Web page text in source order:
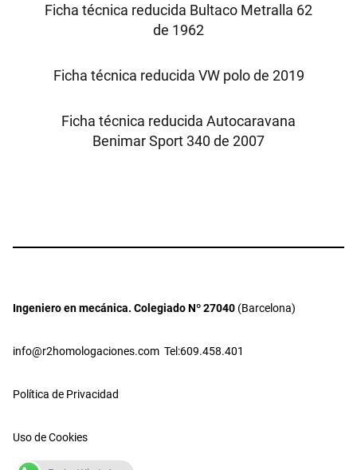
Ficha técnica reducida Bultaco Metralla 62
de 1962
Ficha técnica reducida VW polo de 2019
Ficha técnica reducida Autocaravana
Benimar Sport 340 de 2007
Ingeniero en mecánica. Colegiado Nº 27040 (Barcelona)
info@r2homologaciones.com Tel:609.458.401
Política de Privacidad
Uso de Cookies